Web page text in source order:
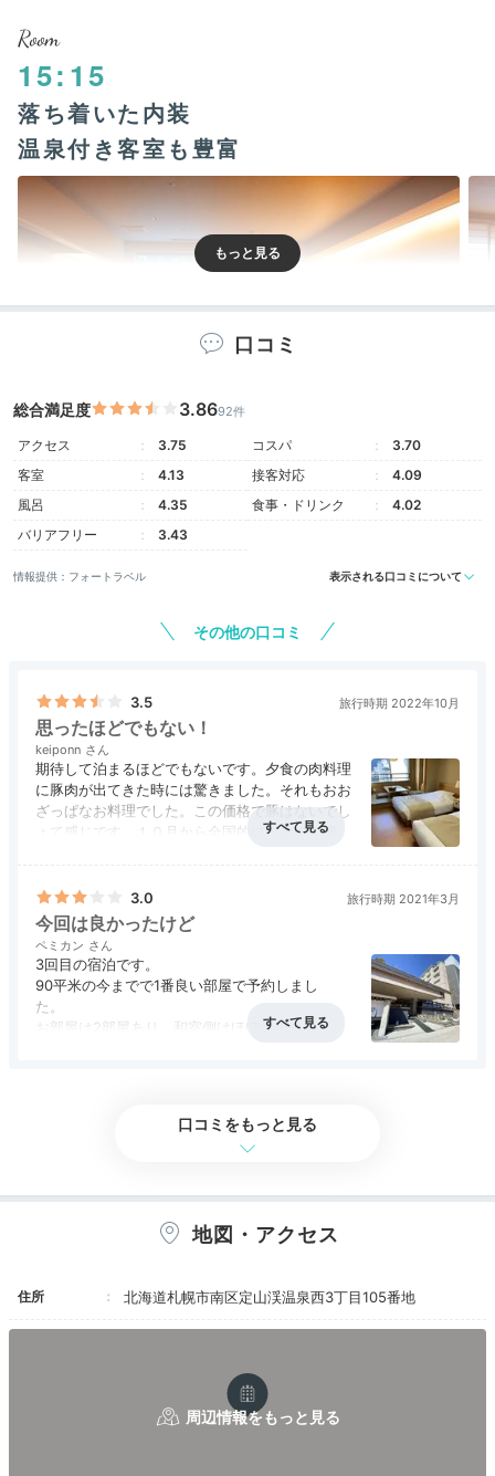
Room
15:15
落ち着いた内装
温泉付き客室も豊富
檜内風呂付ツイン
客室は全57室。シンプルな和室や洋室があり、旅のス
タイルに合わせて選べます。展望風呂付和洋室など、温
泉付きの客室も様々◎なかには客室風呂に100％の源泉
すね。
tatehoramiki___
室内に檜風呂がついたタイプのツインルームに宿泊。和洋室という
感じでベッドタイプでしたが、お部屋は和室で旅館の雰囲気を楽し
めました◎
Onsen
16:00
大浴場や貸切風呂
自家源泉の温泉を満喫
大浴場「桂木乃湯」内湯
も用意されています♪お好み
にあわせて温泉三昧を楽しんで。離れは源泉100％かけ
流し。自然に囲まれ、湯あみを思い切り堪能しましょ
口コミ
総合満足度 3.8692件
アクセス 3.75 コスパ
3.70
客室
4.13 接客対応
4.09
風呂
4.35 食事・ドリンク
4.02
バリアフリー
3.43
情報提供：フォートラベル 表示される口コミについて
その他の口コミ
3.5 旅行時期 2022年10月
思ったほどでもない！
keiponn
期待して泊まるほどでもないです。夕食の肉料理
に豚肉が出てきた時には驚きました。それもおお
ざっぱなお料理でした。この価格で豚はないでし
ょて感じです。１０月から全国的にすべての価格
ことはないです。
3.0 旅行時期 2021年3月
今回は良かったけど
ペミカン
3回目の宿泊です。
90平米の今までで1番良い部屋で予約しまし
た。
お部屋は2部屋あり、和室側はほぼ使用せず。
大浴場は循環濾過なので今回は一度しか行きませ
です。
湯は今回は行きませんでした。
食事も松庵で個室でいただきましたが、待たされ
りますが、接客そのものも変わる印象。
古窓のラウンジサービスではフードがほとんど補
充されなく残念でした。
口コミをもっと見る
地図・アクセス
住所 北海道札幌市南区定山渓温泉西3丁目105番地